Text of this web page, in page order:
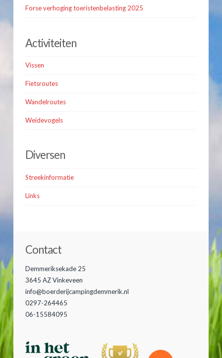
Forse verhoging toeristenbelasting 2025
Activiteiten
Vissen
Fietsroutes
Wandelroutes
Weidevogels
Diversen
Streekinformatie
Links
Contact
Demmeriksekade 25
3645 AZ Vinkeveen
info@boerderijcampingdemmerik.nl
0297-264465
06-15584095